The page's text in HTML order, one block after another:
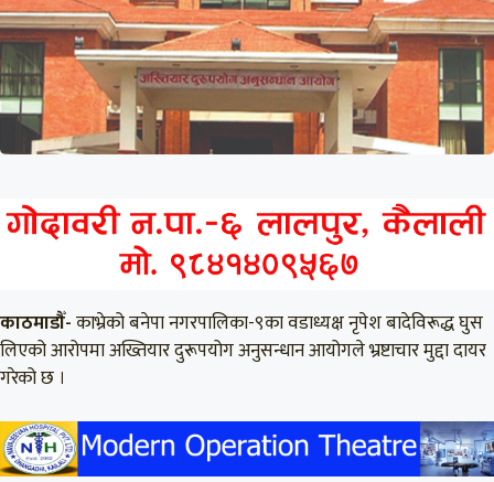
काठमाडौँ-काभ्रेको बनेपा नगरपालिका-९का वडाध्यक्ष नृपेश बादेविरूद्ध घुस
लिएको आरोपमा अख्तियार दुरूपयोग अनुसन्धान आयोगले भ्रष्टाचार मुद्दा दायर
गरेको छ ।